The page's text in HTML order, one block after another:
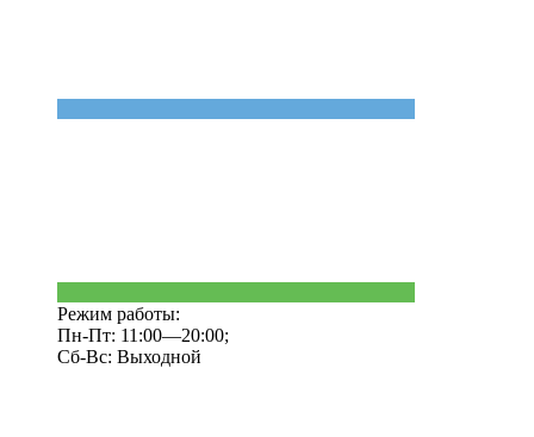
Режим работы:
Пн-Пт: 11:00—20:00;
Сб-Вс: Выходной